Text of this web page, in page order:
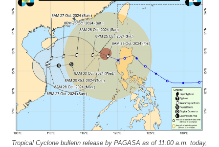
Tropical Cyclone bulletin release by PAGASA as of 11:00 a.m. today,